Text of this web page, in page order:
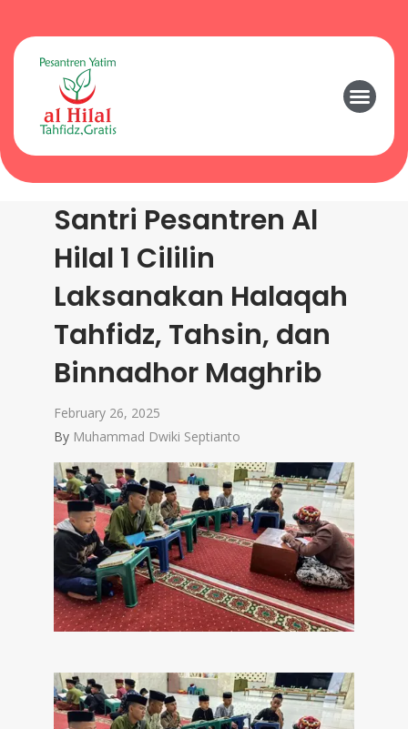
Santri Pesantren Al
Hilal 1 Cililin
Laksanakan Halaqah
Tahfidz, Tahsin, dan
Binnadhor Maghrib
February 26, 2025
By Muhammad Dwiki Septianto